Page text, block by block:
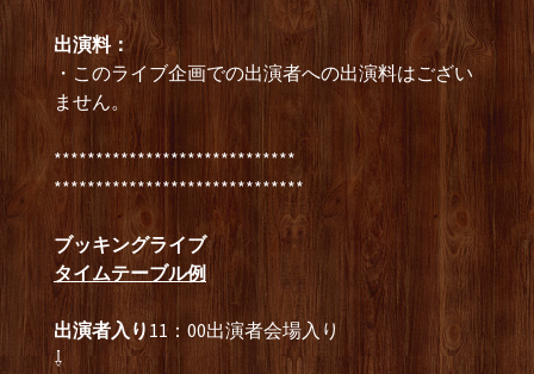
出演料：
・このライブ企画での出演者への出演料はござい
ません。
*****************************
******************************
ブッキングライブ
タイムテーブル例
出演者入り11：00出演者会場入り
⇩